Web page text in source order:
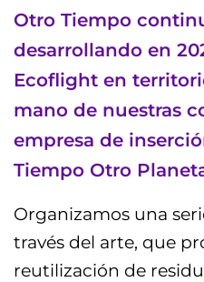
Otro Tiempo
desarrollando en
Ecoflight en
mano de nuestras
empresa de
Tiempo Otro
Organizamos una
través del arte, que
reutilización de